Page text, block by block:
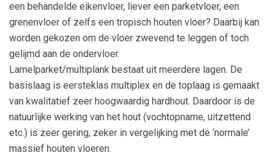
een behandelde eikenvloer, liever een parketvloer, een
grenenvloer of zelfs een tropisch houten vloer? Daarbij kan
worden gekozen om de vloer zwevend te leggen of toch
gelijmd aan de ondervloer.
Lamelparket/multiplank bestaat uit meerdere lagen. De
basislaag is eersteklas multiplex en de toplaag is gemaakt
van kwalitatief zeer hoogwaardig hardhout. Daardoor is de
natuurlijke werking van het hout (vochtopname, uitzettend
etc.) is zeer gering, zeker in vergelijking met de ‘normale’
massief houten vloeren.